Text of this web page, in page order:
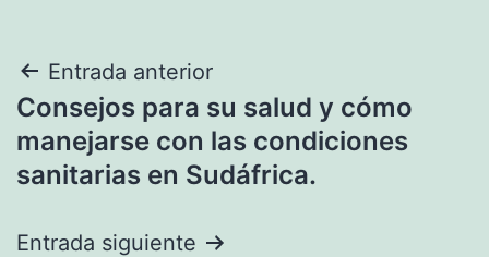
Navegación
de
entradas
Entrada anterior
Consejos para su salud y cómo
manejarse con las condiciones
sanitarias en Sudáfrica.
Entrada siguiente